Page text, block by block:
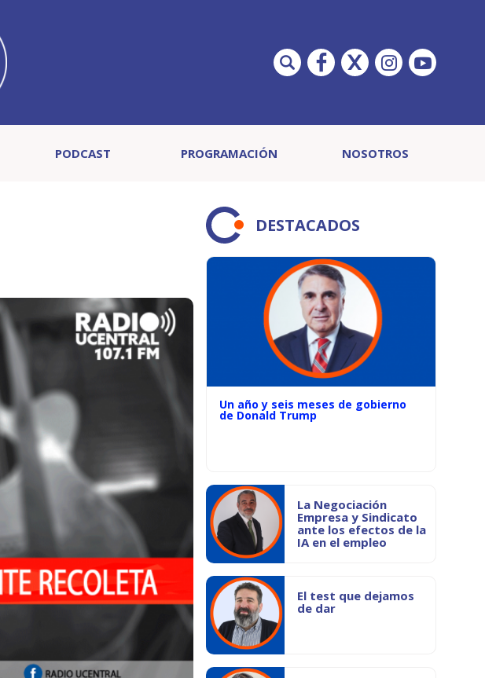
PODCAST PROGRAMACIÓN NOSOTROS
DESTACADOS
Un año y seis meses de gobierno
de Donald Trump
La Negociación
Empresa y Sindicato
ante los efectos de la
IA en el empleo
El test que dejamos
de dar